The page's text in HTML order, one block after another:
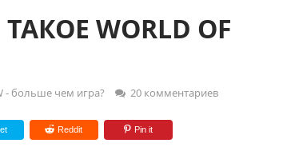
WORLD OF
- больше чем игра? 20 комментариев
Reddit Pin it